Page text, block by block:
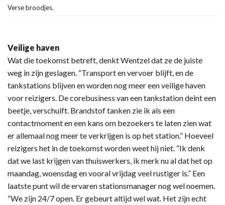
Verse broodjes.
Veilige haven
Wat die toekomst betreft, denkt Wentzel dat ze de juiste
weg in zijn geslagen. “Transport en vervoer blijft, en de
tankstations blijven en worden nog meer een veilige haven
voor reizigers. De corebusiness van een tankstation deint een
beetje, verschuift. Brandstof tanken zie ik als een
contactmoment en een kans om bezoekers te laten zien wat
er allemaal nog meer te verkrijgen is op het station.” Hoeveel
reizigers het in de toekomst worden weet hij niet. “Ik denk
dat we last krijgen van thuiswerkers, ik merk nu al dat het op
maandag, woensdag en vooral vrijdag veel rustiger is.” Een
laatste punt wil de ervaren stationsmanager nog wel noemen.
“We zijn 24/7 open. Er gebeurt altijd wel wat. Het zijn echt